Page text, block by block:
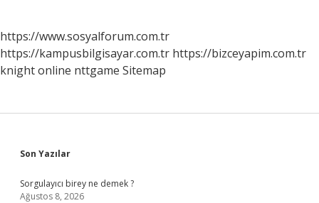
https://www.sosyalforum.com.tr
https://kampusbilgisayar.com.tr https://bizceyapim.com.tr
knight online nttgame Sitemap
Sidebar
Son Yazılar
Sorgulayıcı birey ne demek ?
Ağustos 8, 2026